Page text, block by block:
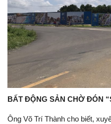
BẤT ĐỘNG SẢN CHỜ ĐÓN
Ông Võ Trí Thành cho biết,